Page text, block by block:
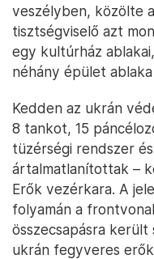
veszélyben, közölte
tisztségviselő azt
egy kultúrház
néhány épület
Kedden az ukrán
8 tankot, 15
tüzérségi rendszer
ártalmatlanítottak –
Erők vezérkara. A
folyamán a
összecsapásra
ukrán fegyveres